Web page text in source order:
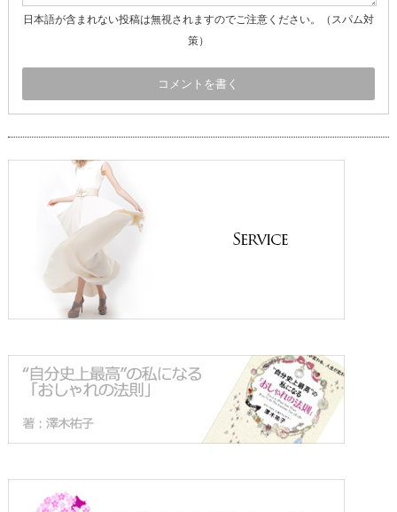
日本語が含まれない投稿は無視されますのでご注意ください。（スパム対
策）